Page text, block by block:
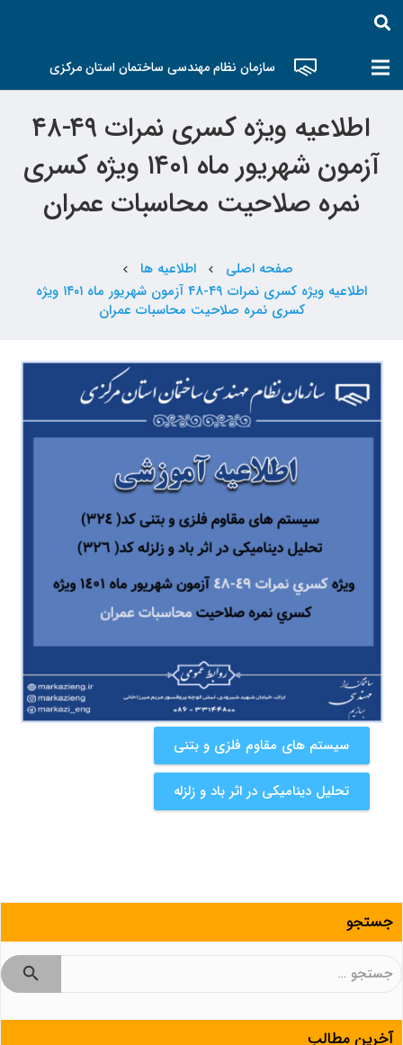
سازمان نظام مهندسی ساختمان استان مرکزی
اطلاعیه ویژه کسری نمرات ۴۹-۴۸
آزمون شهریور ماه ۱۴۰۱ ویژه کسری
نمره صلاحیت محاسبات عمران
صفحه اصلی chevron_left اطلاعیه ها chevron_left
اطلاعیه ویژه کسری نمرات ۴۹-۴۸ آزمون شهریور ماه ۱۴۰۱ ویژه
کسری نمره صلاحیت محاسبات عمران
سیستم های مقاوم فلزی و بتنی
تحلیل دینامیکی در اثر باد و زلزله
جستجو
جستجو
آخرین مطالب